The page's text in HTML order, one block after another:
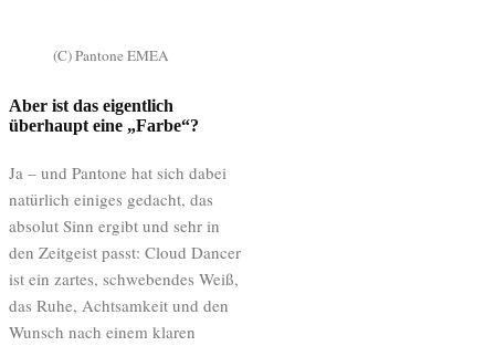
(C) Pantone EMEA
Aber ist das eigentlich
überhaupt eine „Farbe“?
Ja – und Pantone hat sich dabei
natürlich einiges gedacht, das
absolut Sinn ergibt und sehr in
den Zeitgeist passt: Cloud Dancer
ist ein zartes, schwebendes Weiß,
das Ruhe, Achtsamkeit und den
Wunsch nach einem klaren